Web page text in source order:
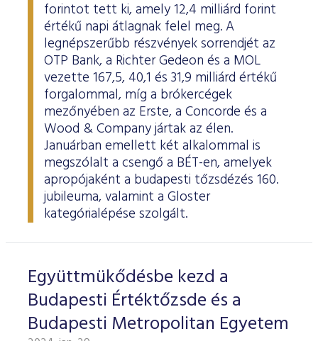
forintot tett ki, amely 12,4 milliárd forint
értékű napi átlagnak felel meg. A
legnépszerűbb részvények sorrendjét az
OTP Bank, a Richter Gedeon és a MOL
vezette 167,5, 40,1 és 31,9 milliárd értékű
forgalommal, míg a brókercégek
mezőnyében az Erste, a Concorde és a
Wood & Company jártak az élen.
Januárban emellett két alkalommal is
megszólalt a csengő a BÉT-en, amelyek
apropójaként a budapesti tőzsdézés 160.
jubileuma, valamint a Gloster
kategórialépése szolgált.
Együttmükődésbe kezd a
Budapesti Értéktőzsde és a
Budapesti Metropolitan Egyetem